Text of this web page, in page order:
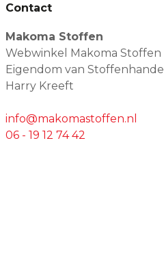
Contact
Makoma Stoffen
Webwinkel Makoma Stoffen
Eigendom van Stoffenhandel
Harry Kreeft
info@makomastoffen.nl
06 - 19 12 74 42